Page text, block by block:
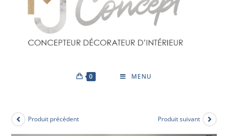
0 MENU
Produit précédent Produit suivant